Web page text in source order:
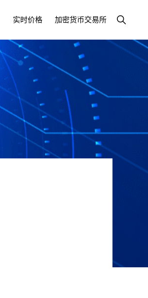
实时价格 加密货币交易所 显
示
索